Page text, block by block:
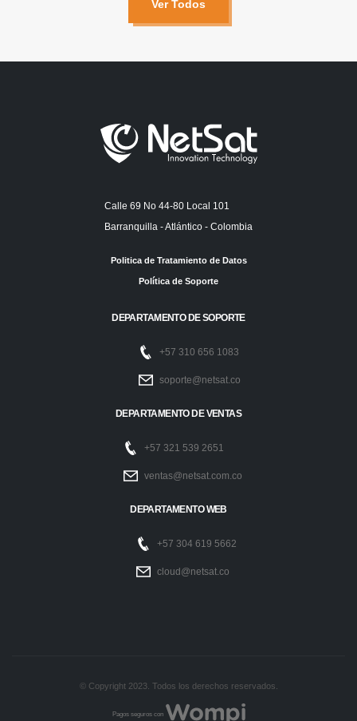
Ver Todos
Calle 69 No 44-80 Local 101
Barranquilla - Atlántico - Colombia
Politica de Tratamiento de Datos
Política de Soporte
DEPARTAMENTO DE SOPORTE
+57 310 656 1083
soporte@netsat.co
DEPARTAMENTO DE VENTAS
+57 321 539 2651
ventas@netsat.com.co
DEPARTAMENTO WEB
+57 304 619 5662
cloud@netsat.co
© Copyright 2023. Todos los derechos reservados.
Pagos seguros con